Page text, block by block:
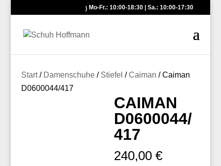
Mo-Fr.: 10:00-18:30 | Sa.: 10:00-17:30
Start/ Damenschuhe/ Stiefel /Caiman / Caiman
D0600044/417
CAIMAN
D0600044/
417
240,00€